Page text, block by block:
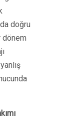
doğru
dönem